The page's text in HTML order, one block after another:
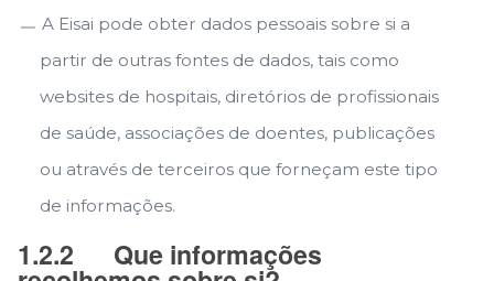
A Eisai pode obter dados pessoais sobre si a
partir de outras fontes de dados, tais como
websites de hospitais, diretórios de profissionais
de saúde, associações de doentes, publicações
ou através de terceiros que forneçam este tipo
de informações.
1.2.2 Que informações